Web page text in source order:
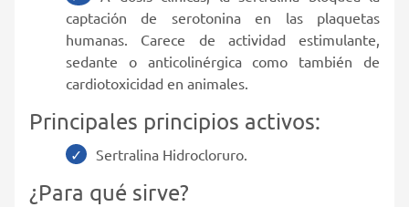
captación de serotonina en las plaquetas
humanas. Carece de actividad estimulante,
sedante o anticolinérgica como también de
cardiotoxicidad en animales.
Principales principios activos:
Sertralina Hidrocloruro.
¿Para qué sirve?